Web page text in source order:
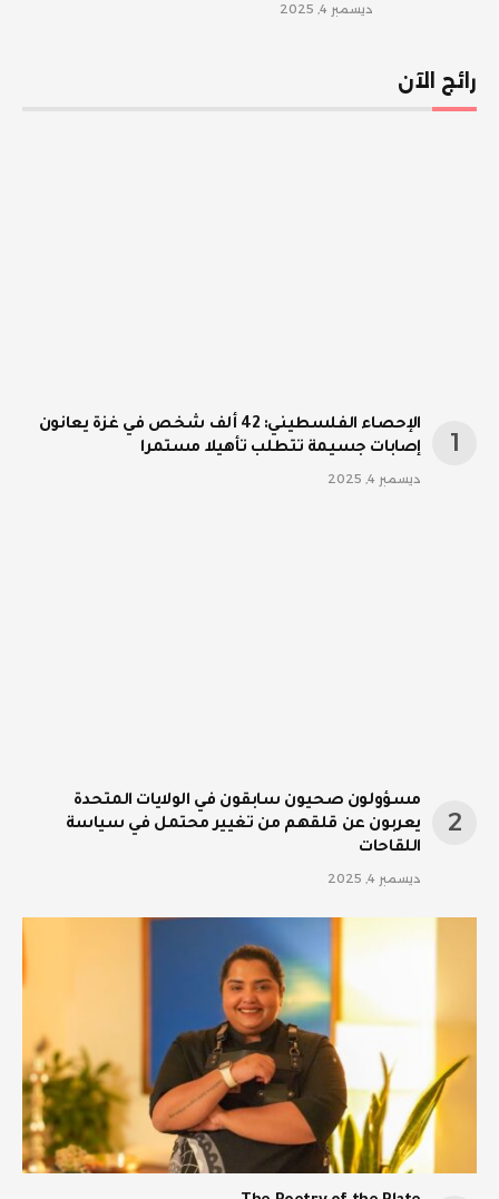
ديسمبر 4, 2025
رائج الآن
الإحصاء الفلسطيني: 42 ألف شخص في غزة يعانون
إصابات جسيمة تتطلب تأهيلا مستمرا
ديسمبر 4, 2025
مسؤولون صحيون سابقون في الولايات المتحدة
يعربون عن قلقهم من تغيير محتمل في سياسة
اللقاحات
ديسمبر 4, 2025